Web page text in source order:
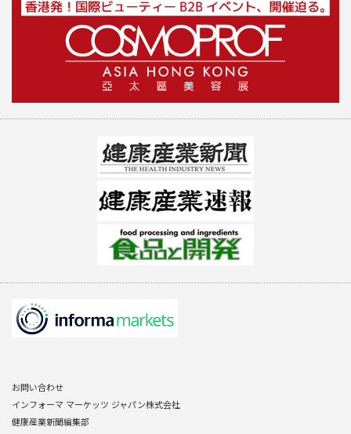
お問い合わせ
インフォーマ マーケッツ ジャパン株式会社
健康産業新聞編集部